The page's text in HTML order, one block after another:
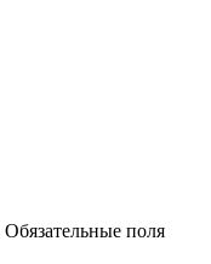
Обязательные поля